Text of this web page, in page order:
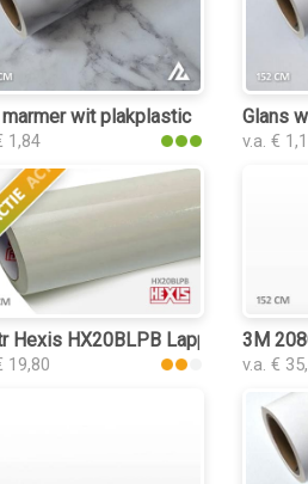
marmer wit plakplastic
1,84
Glans
v.a. €
plakplastic
Hexis HX20BLPB Lapp Sparkle
19,80
3M
v.a. €